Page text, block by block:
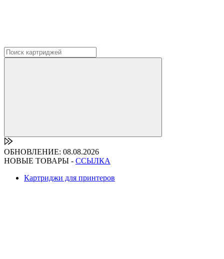
ОБНОВЛЕНИЕ: 08.08.2026
НОВЫЕ ТОВАРЫ - ССЫЛКА
Картриджи для принтеров